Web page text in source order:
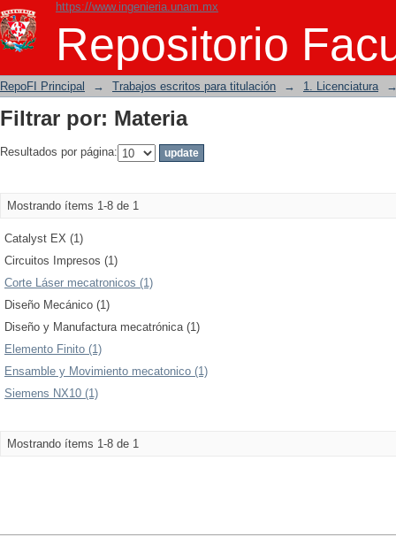
https://www.ingenieria.unam.mx
Repositorio
Filtrar por: Materia
RepoFI Principal → Trabajos escritos para titulación → 1. Licenciatura
Filtrar por: Materia
Resultados por página:
Mostrando ítems 1-8 de 1
Catalyst EX (1)
Circuitos Impresos (1)
Corte Láser mecatronicos (1)
Diseño Mecánico (1)
Diseño y Manufactura mecatrónica (1)
Elemento Finito (1)
Ensamble y Movimiento mecatonico (1)
Siemens NX10 (1)
Mostrando ítems 1-8 de 1